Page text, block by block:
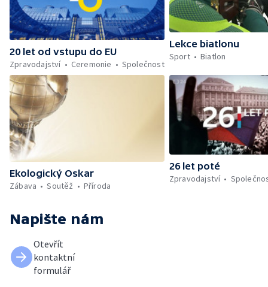
20 let od vstupu do EU
Zpravodajství
Ceremonie Společnost
Lekce biatlonu
Sport
Biatlon
Ekologický Oskar
Zábava
Soutěž Příroda
26 let poté
Zpravodajství
Napište nám
Otevřít
kontaktní
formulář